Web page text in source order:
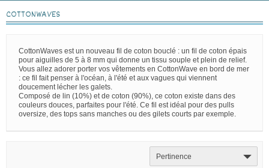
COTTONWAVES
CottonWaves est un nouveau fil de coton bouclé : un fil de coton épais
pour aiguilles de 5 à 8 mm qui donne un tissu souple et plein de relief.
Vous allez adorer porter vos vêtements en CottonWave en bord de mer
: ce fil fait penser à l'océan, à l'été et aux vagues qui viennent
doucement lécher les galets.
Composé de lin (10%) et de coton (90%), ce coton existe dans des
couleurs douces, parfaites pour l'été. Ce fil est idéal pour des pulls
oversize, des tops sans manches ou des gilets courts par exemple.
Pertinence